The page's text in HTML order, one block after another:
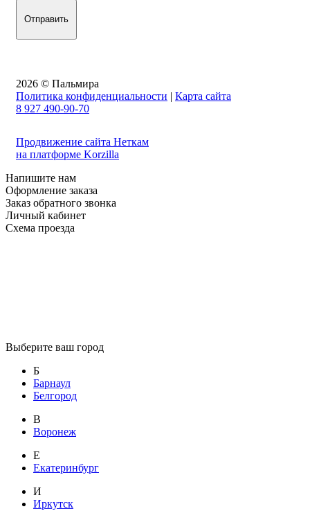
2026 © Пальмира
Политика конфиденциальности | Карта сайта
8 927 490-90-70
Продвижение сайта Неткам
на платформе Korzilla
Напишите нам
Оформление заказа
Заказ обратного звонка
Личный кабинет
Схема проезда
Выберите ваш город
Б
Барнаул
Белгород
В
Воронеж
Е
Екатеринбург
И
Иркутск